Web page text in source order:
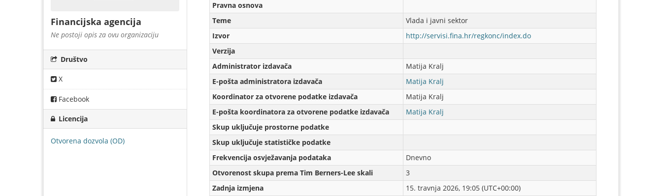
Financijska agencija
Ne postoji opis za ovu organizaciju
Društvo
X
Facebook
Licencija
Otvorena dozvola (OD)
Pravna osnova
Teme
Vlada i javni sektor
Izvor
http://servisi.fina.hr/regkonc/index.do
Verzijа
Administrator izdavača
Matija Kralj
E-pošta administratora izdavača
Matija Kralj
Koordinator za otvorene podatke izdavača
Matija Kralj
E-pošta koordinatora za otvorene podatke izdavača
Matija Kralj
Skup uključuje prostorne podatke
Skup uključuje statističke podatke
Frekvencija osvježavanja podataka
Dnevno
Otvorenost skupa prema Tim Berners-Lee skali
3
Zadnja izmjena
15. travnja 2026, 19:05 (UTC+00:00)